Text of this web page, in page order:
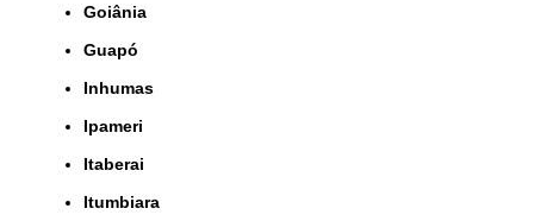
Goiânia
Guapó
Inhumas
Ipameri
Itaberai
Itumbiara